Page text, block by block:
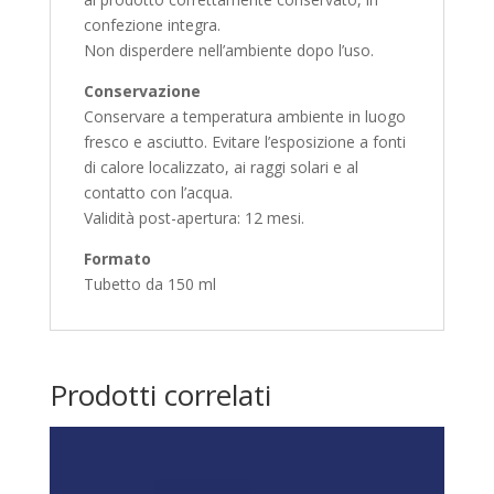
confezione integra.
Non disperdere nell’ambiente dopo l’uso.
Conservazione
Conservare a temperatura ambiente in luogo
fresco e asciutto. Evitare l’esposizione a fonti
di calore localizzato, ai raggi solari e al
contatto con l’acqua.
Validità post-apertura: 12 mesi.
Formato
Tubetto da 150 ml
Prodotti correlati